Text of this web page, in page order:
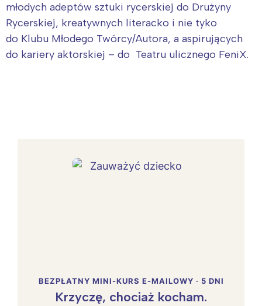
młodych adeptów sztuki rycerskiej do Drużyny
Rycerskiej, kreatywnych literacko i nie tyko
do Klubu Młodego Twórcy/Autora, a aspirujących
do kariery aktorskiej – do Teatru ulicznego FeniX.
BEZPŁATNY MINI-KURS E-MAILOWY · 5 DNI
Krzyczę, chociaż kocham.